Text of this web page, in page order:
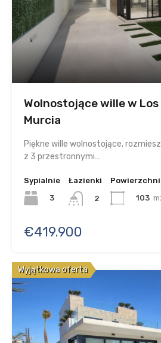
Wolnostojące wille w
Murcia
Piękne wille wolnostojące,
z 3 przestronnymi…
Sypialnie
3
Łazienki
2
103
€419.900
Wyjątkowa oferta